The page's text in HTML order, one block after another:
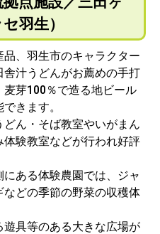
羽生）
、羽生市のキャラクター
汁うどんがお薦めの手打
芽100％で造る地ビール
きます。
ん・そば教室やいがまん
験教室などが行われ好評
ある体験農園では、ジャ
どの季節の野菜の収穫体
具等のある大きな広場が